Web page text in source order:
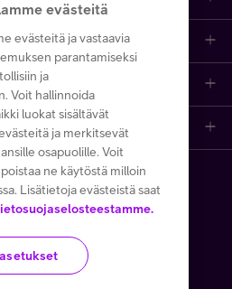
Company 2026
hinnat ALV 0 %
evästeitä
evästeitä ja vastaavia
parantamiseksi
ja
Voit hallinnoida
luokat sisältävät
ja merkitsevät
osapuolille. Voit
ne käytöstä milloin
Lisätietoja evästeistä saat